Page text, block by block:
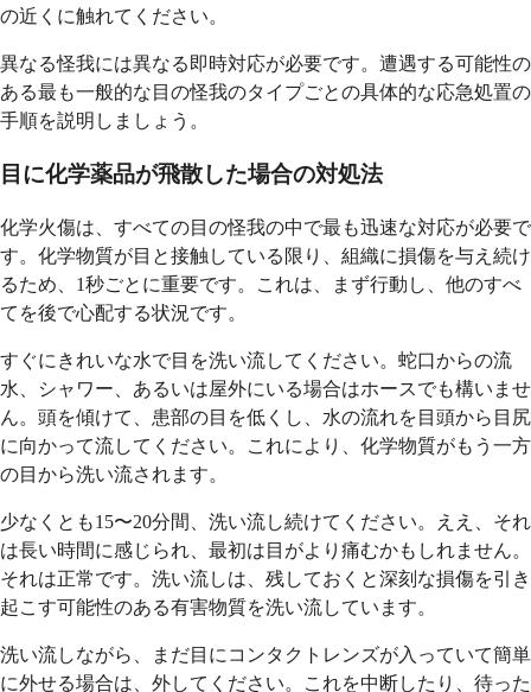
の近くに触れてください。
異なる怪我には異なる即時対応が必要です。遭遇する可能性の
ある最も一般的な目の怪我のタイプごとの具体的な応急処置の
手順を説明しましょう。
目に化学薬品が飛散した場合の対処法
化学火傷は、すべての目の怪我の中で最も迅速な対応が必要で
す。化学物質が目と接触している限り、組織に損傷を与え続け
るため、1秒ごとに重要です。これは、まず行動し、他のすべ
てを後で心配する状況です。
すぐにきれいな水で目を洗い流してください。蛇口からの流
水、シャワー、あるいは屋外にいる場合はホースでも構いませ
ん。頭を傾けて、患部の目を低くし、水の流れを目頭から目尻
に向かって流してください。これにより、化学物質がもう一方
の目から洗い流されます。
少なくとも15〜20分間、洗い流し続けてください。ええ、それ
は長い時間に感じられ、最初は目がより痛むかもしれません。
それは正常です。洗い流しは、残しておくと深刻な損傷を引き
起こす可能性のある有害物質を洗い流しています。
洗い流しながら、まだ目にコンタクトレンズが入っていて簡単
に外せる場合は、外してください。これを中断したり、待った